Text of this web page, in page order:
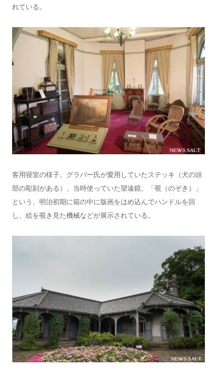
れている。
客用寝室の様子。グラバー氏が愛用していたステッキ（犬の頭
部の彫刻がある）、当時使っていた望遠鏡、「覗（のぞき）」
という、明治初期に箱の中に版画をはめ込んでハンドルを回
し、絵を覗き見た機械などが展示されている。